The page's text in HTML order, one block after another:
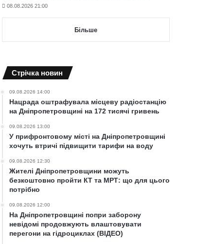
08.08.2026 21:00
Більше
Cтрічка новин
09.08.2026 14:00
Нацрада оштрафувала місцеву радіостанцію
на Дніпропетровщині на 172 тисячі гривень
09.08.2026 13:00
У прифронтовому місті на Дніпропетровщині
хочуть втричі підвищити тарифи на воду
09.08.2026 12:30
Жителі Дніпропетровщини можуть
безкоштовно пройти КТ та МРТ: що для цього
потрібно
09.08.2026 12:00
На Дніпропетровщині попри заборону
невідомі продовжують влаштовувати
перегони на гідроциклах (ВІДЕО)